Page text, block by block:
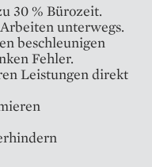
30 % Bürozeit.
unterwegs.
beschleunigen
Fehler.
Leistungen direkt